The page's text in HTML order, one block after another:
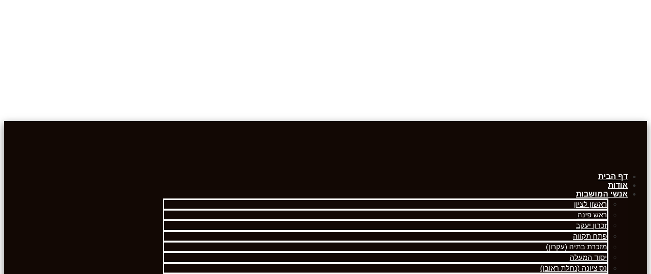
דף הבית
אודות
אנשי המושבות
ראשון לציון
ראש פינה
זכרון יעקב
פתח תקווה
מזכרת בתיה (עקרון)
יסוד המעלה
נס ציונה (נחלת ראובן)